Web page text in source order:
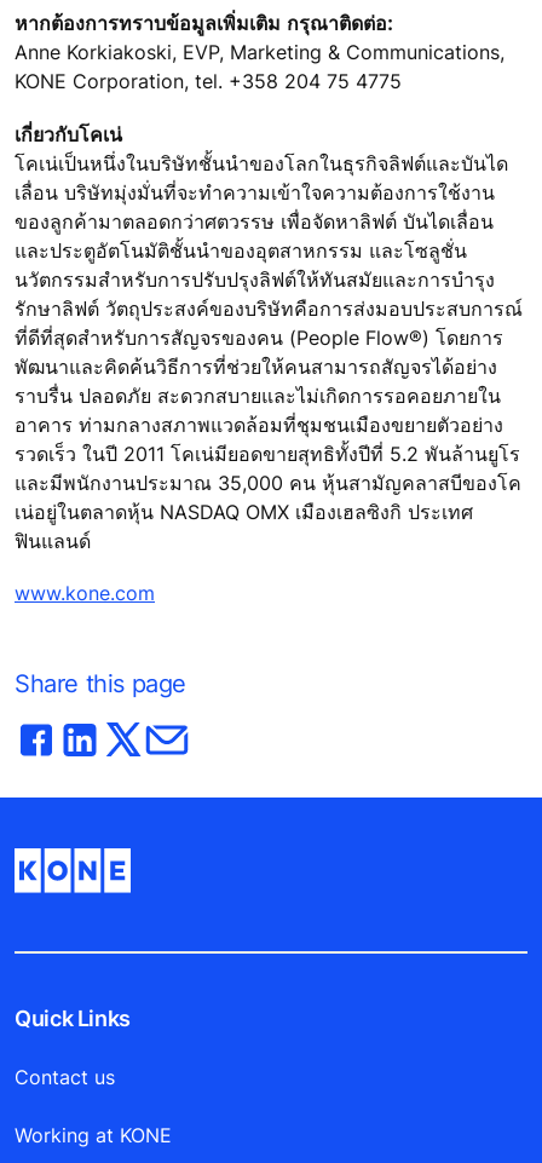
หากต้องการทราบข้อมูลเพิ่มเติม กรุณาติดต่อ:
Anne Korkiakoski, EVP, Marketing & Communications,
KONE Corporation, tel. +358 204 75 4775
เกี่ยวกับโคเน่
โคเน่เป็นหนึ่งในบริษัทชั้นนำของโลกในธุรกิจลิฟต์และบันได
เลื่อน บริษัทมุ่งมั่นที่จะทำความเข้าใจความต้องการใช้งาน
ของลูกค้ามาตลอดกว่าศตวรรษ เพื่อจัดหาลิฟต์ บันไดเลื่อน
และประตูอัตโนมัติชั้นนำของอุตสาหกรรม และโซลูชั่น
นวัตกรรมสำหรับการปรับปรุงลิฟต์ให้ทันสมัยและการบำรุง
รักษาลิฟต์ วัตถุประสงค์ของบริษัทคือการส่งมอบประสบการณ์
ที่ดีที่สุดสำหรับการสัญจรของคน (People Flow®) โดยการ
พัฒนาและคิดค้นวิธีการที่ช่วยให้คนสามารถสัญจรได้อย่าง
ราบรื่น ปลอดภัย สะดวกสบายและไม่เกิดการรอคอยภายใน
อาคาร ท่ามกลางสภาพแวดล้อมที่ชุมชนเมืองขยายตัวอย่าง
รวดเร็ว ในปี 2011 โคเน่มียอดขายสุทธิทั้งปีที่ 5.2 พันล้านยูโร
และมีพนักงานประมาณ 35,000 คน หุ้นสามัญคลาสบีของโค
เน่อยู่ในตลาดหุ้น NASDAQ OMX เมืองเฮลซิงกิ ประเทศ
ฟินแลนด์
www.kone.com
Share this page
Quick Links
Contact us
Working at KONE